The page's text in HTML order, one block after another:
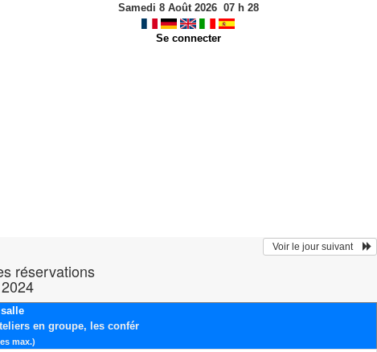
Samedi 8 Août 2026 07h 28
Se connecter
  Voir le jour suivant
réservations
en groupe, les confér
max.)